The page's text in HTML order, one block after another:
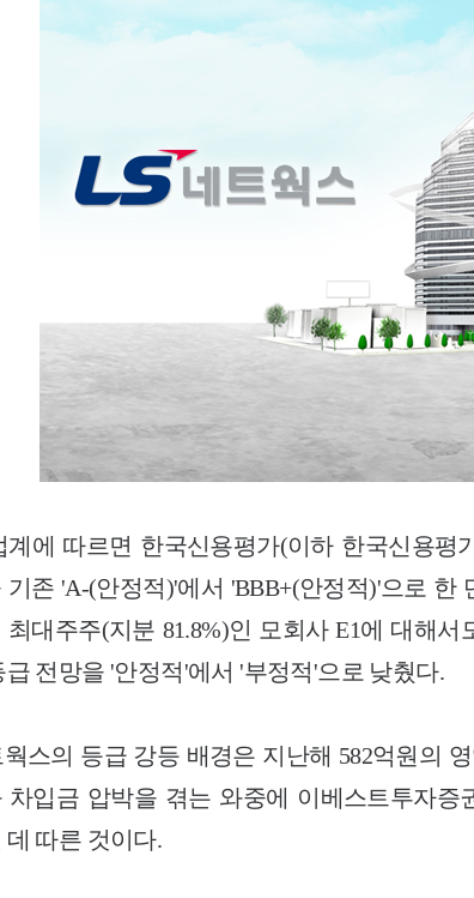
계에 따르면 한국신용평가(이하 한국신용평
기존 'A-(안정적)'에서 'BBB+(안정적)'으로 한
최대주주(지분 81.8%)인 모회사 E1에 대해
급 전망을 '안정적'에서 '부정적'으로 낮췄다.
스의 등급 강등 배경은 지난해 582억원의
차입금 압박을 겪는 와중에 이베스트투자증
데 따른 것이다.